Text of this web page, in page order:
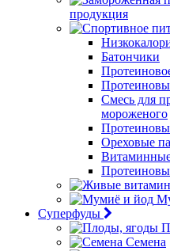
продукция
Батончики
Смесь для
мороженого
Ореховые
Суперфуды
Семена